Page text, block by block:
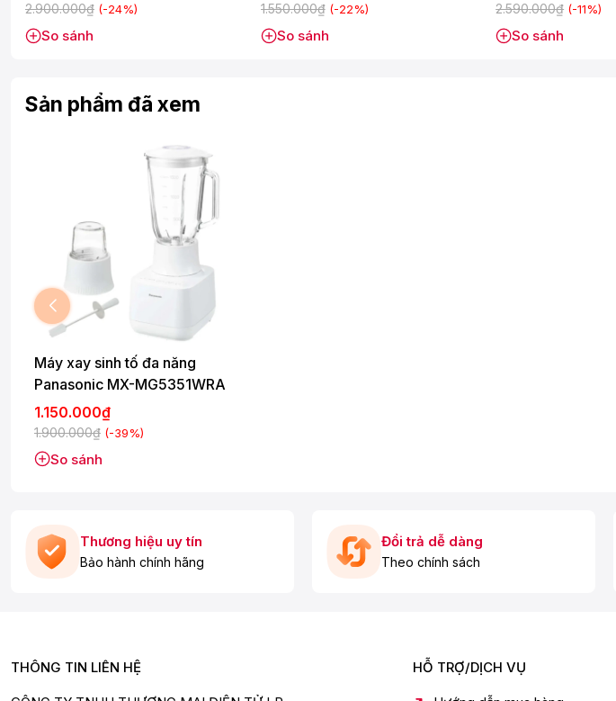
Tốc độ, bảng điều khiển
Máy xay sinh tố
2 tốc độ, 2 nút nhồi dễ dàng xay sinh tố, xay đá, xay hạt và nhồi thực phẩm.
- Dễ dàng tùy chỉnh bằng nút nhấn, thuận tiện trong quá trình sử dụng.
2.900.000₫ (-24%)
So sánh
1.550.000₫ (-22%)
So sánh
2.590.000₫ (-11%)
So sánh
Sản phẩm đã xem
Máy xay sinh tố đa năng
Panasonic MX-MG5351WRA
1.150.000₫
1.900.000₫ (-39%)
So sánh
Thương hiệu uy tín
Bảo hành chính hãng
Đổi trả dễ dàng
Theo chính sách
THÔNG TIN LIÊN HỆ HỖ TRỢ/DỊCH VỤ